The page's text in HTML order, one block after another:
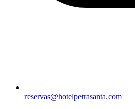
reservas@hotelpetrasanta.com